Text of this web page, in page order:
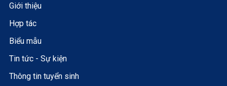
Giới thiệu
Hợp tác
Biểu mẫu
Tin tức - Sự kiện
Thông tin tuyển sinh